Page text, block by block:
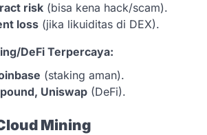
risk (bisa kena hack/scam).
loss (jika likuiditas di DEX).
DeFi Terpercaya:
(staking aman).
Uniswap (DeFi).
Mining